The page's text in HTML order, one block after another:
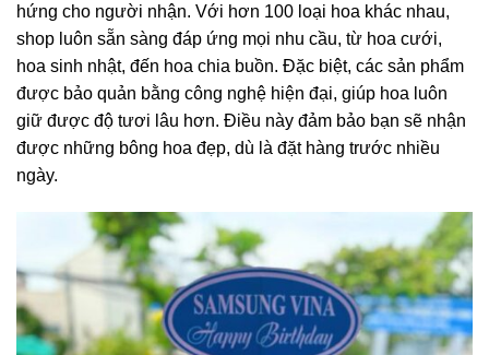
hứng cho người nhận. Với hơn 100 loại hoa khác nhau,
shop luôn sẵn sàng đáp ứng mọi nhu cầu, từ hoa cưới,
hoa sinh nhật, đến hoa chia buồn. Đặc biệt, các sản phẩm
được bảo quản bằng công nghệ hiện đại, giúp hoa luôn
giữ được độ tươi lâu hơn. Điều này đảm bảo bạn sẽ nhận
được những bông hoa đẹp, dù là đặt hàng trước nhiều
ngày.